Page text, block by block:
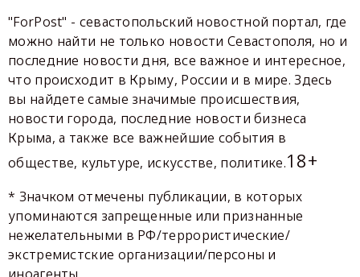
"ForPost" - севастопольский новостной портал, где
можно найти не только новости Севастополя, но и
последние новости дня, все важное и интересное,
что происходит в Крыму, России и в мире. Здесь
вы найдете самые значимые происшествия,
новости города, последние новости бизнеса
Крыма, а также все важнейшие события в
обществе, культуре, искусстве, политике.18+
* Значком отмечены публикации, в которых
упоминаются запрещенные или признанные
нежелательными в РФ/террористические/
экстремистские организации/персоны и